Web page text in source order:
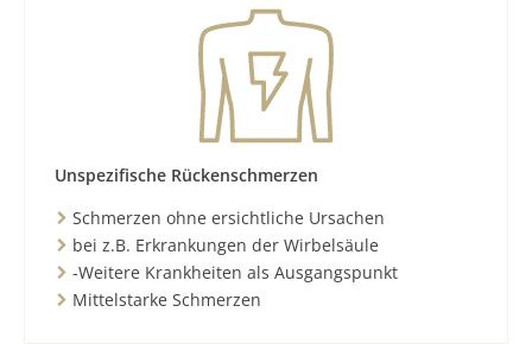
Unspezifische Rückenschmerzen
Schmerzen ohne ersichtliche Ursachen
bei z.B. Erkrankungen der Wirbelsäule
-Weitere Krankheiten als Ausgangspunkt
Mittelstarke Schmerzen